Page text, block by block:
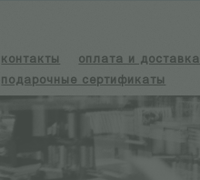
контакты
оплата и доставка
подарочные сертификаты